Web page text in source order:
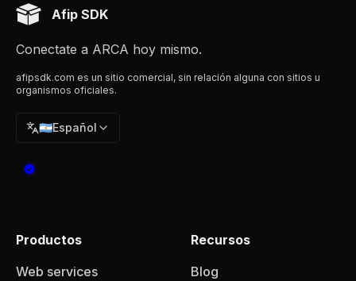
Afip SDK
Conectate a ARCA hoy mismo.
afipsdk.com es un sitio comercial, sin relación alguna con sitios u
organismos oficiales.
🇦🇷Español
Productos
Web services
Recursos
Blog